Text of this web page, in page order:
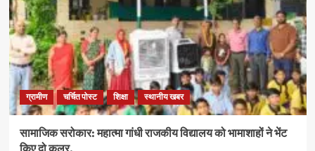
ग्रामीण चर्चित पोस्ट शिक्षा स्थानीय खबर
सामाजिक सरोकार: महात्मा गांधी राजकीय विद्यालय को भामाशाहों ने भेंट